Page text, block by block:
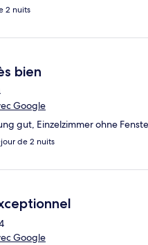
2 nuits
bien
Google
gut, Einzelzimmer ohne
de 2 nuits
Google